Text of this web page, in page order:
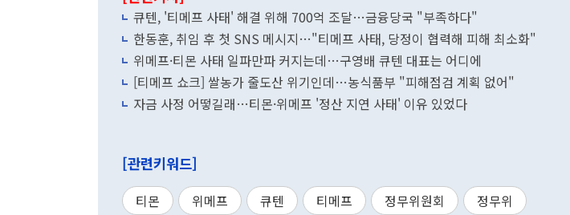
큐텐, '티메프 사태' 해결 위해 700억 조달…금융당국 "부족하다"
한동훈, 취임 후 첫 SNS 메시지…"티메프 사태, 당정이 협력해 피해 최소화"
위메프·티몬 사태 일파만파 커지는데…구영배 큐텐 대표는 어디에
[티메프 쇼크] 쌀농가 줄도산 위기인데…농식품부 "피해점검 계획 없어"
자금 사정 어떻길래…티몬·위메프 '정산 지연 사태' 이유 있었다
[관련키워드]
티몬 위메프 큐텐 티메프 정무위원회 정무위